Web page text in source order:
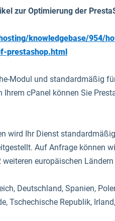
zur Optimierung der
knowledgebase/954/
prestashop.html
Modul und standardmäßig
cPanel können Sie
wird Ihr Dienst
Auf Anfrage können
europäischen Ländern
Deutschland, Spanien,
Tschechische Republik, Irland,